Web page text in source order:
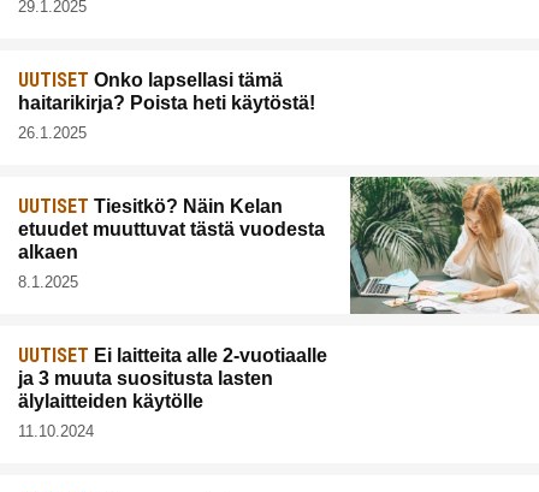
29.1.2025
UUTISET Onko lapsellasi tämä
haitarikirja? Poista heti käytöstä!
26.1.2025
UUTISET Tiesitkö? Näin Kelan
etuudet muuttuvat tästä vuodesta
alkaen
8.1.2025
UUTISET Ei laitteita alle 2-vuotiaalle
ja 3 muuta suositusta lasten
älylaitteiden käytölle
11.10.2024